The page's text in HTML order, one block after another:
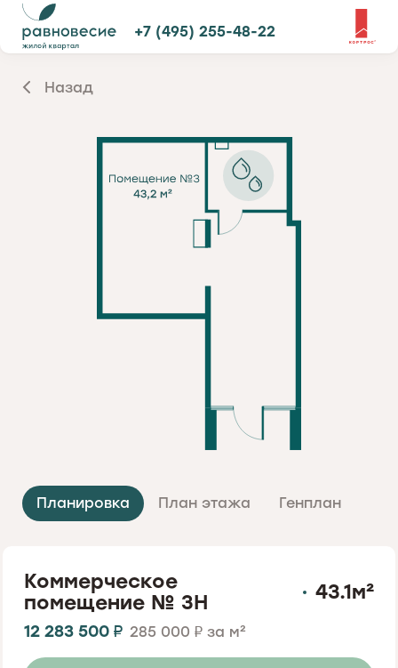
+7 (495) 255-48-22
Назад
Планировка План этажа Генплан
Коммерческое
помещение No. 3Н
43.1м²
12 283 500 ₽ 285 000 ₽ за м²